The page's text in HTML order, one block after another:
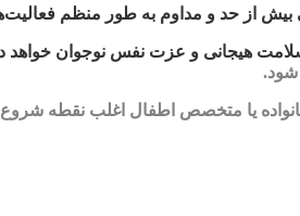
از حد و مداوم به طور منظم
سلامت هیجانی و عزت نفس نوجوان
شود.
یا متخصص اطفال اغلب نقطه شروع